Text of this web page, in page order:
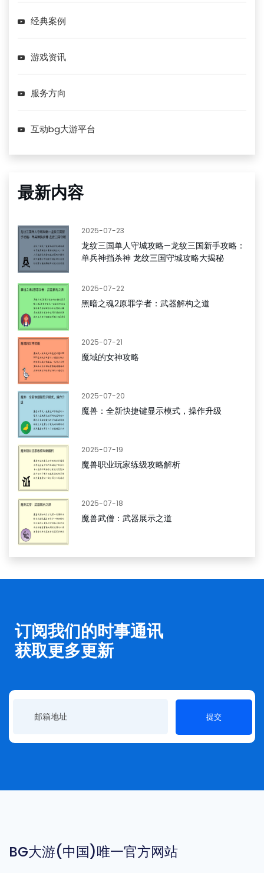
经典案例
游戏资讯
服务方向
互动bg大游平台
最新内容
2025-07-23
龙纹三国单人守城攻略—龙纹三国新手攻略：
单兵神挡杀神 龙纹三国守城攻略大揭秘
2025-07-22
黑暗之魂2原罪学者：武器解构之道
2025-07-21
魔域的女神攻略
2025-07-20
魔兽：全新快捷键显示模式，操作升级
2025-07-19
魔兽职业玩家练级攻略解析
2025-07-18
魔兽武僧：武器展示之道
订阅我们的时事通讯
获取更多更新
提交
BG大游(中国)唯一官方网站